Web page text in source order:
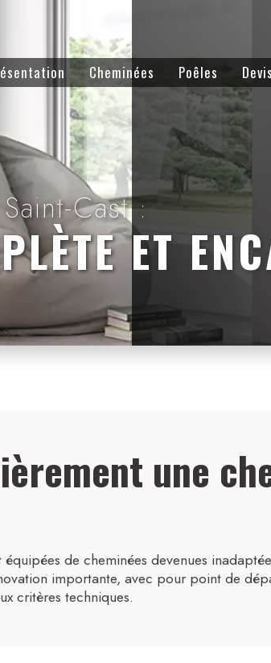
Cheminées Poêles Devis
Cast :
ET
une
de cheminées devenues
importante, avec pour point de
critères techniques.